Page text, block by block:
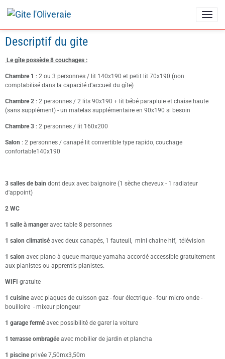
Descriptif du gite
Le gîte possède 8 couchages :
Chambre 1 : 2 ou 3 personnes / lit 140x190 et petit lit 70x190 (non
comptabilisé dans la capacité d'accueil du gîte)
Chambre 2 : 2 personnes / 2 lits 90x190 + lit bébé parapluie et chaise haute
(sans supplément) - un matelas supplémentaire en 90x190 si besoin
Chambre 3 : 2 personnes / lit 160x200
Salon : 2 personnes / canapé lit convertible type rapido, couchage
confortable140x190
3 salles de bain dont deux avec baignoire (1 sèche cheveux - 1 radiateur
d'appoint)
2 WC
1 salle à mangeravec table 8 personnes
1 salon climatiséavec deux canapés, 1 fauteuil, mini chaine hif, télévision
1 salon avec piano à queue marque yamaha accordé accessible gratuitement
aux pianistes ou apprentis pianistes.
WIFI gratuite
1 cuisineavec plaques de cuisson gaz - four électrique - four micro onde -
bouilloire - mixeur plongeur
1 garage ferméavec possibilité de garer la voiture
1 terrasse ombragéeavec mobilier de jardin et plancha
1 piscineprivée 7,50mx3,50m